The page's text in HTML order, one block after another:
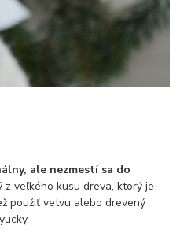
ale nezmestí sa do
z veľkého kusu dreva, ktorý je
použiť vetvu alebo drevený